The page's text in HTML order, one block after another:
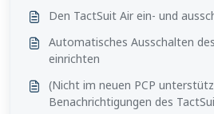
Den TactSuit Air ein- und
Automatisches Ausschalten
einrichten
(Nicht im neuen PCP
Benachrichtigungen des